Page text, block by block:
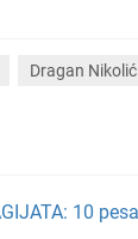
Dragan Nikolić